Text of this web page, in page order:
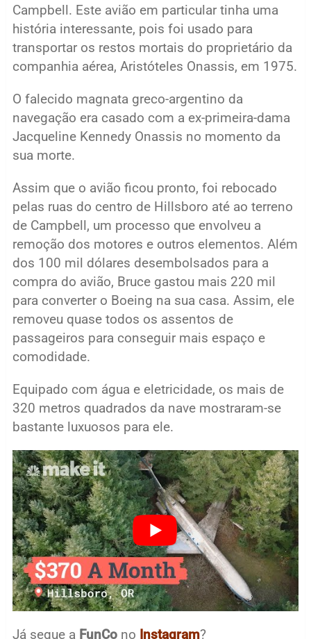
Campbell. Este avião em particular tinha uma
história interessante, pois foi usado para
transportar os restos mortais do proprietário da
companhia aérea, Aristóteles Onassis, em 1975.
O falecido magnata greco-argentino da
navegação era casado com a ex-primeira-dama
Jacqueline Kennedy Onassis no momento da
sua morte.
Assim que o avião ficou pronto, foi rebocado
pelas ruas do centro de Hillsboro até ao terreno
de Campbell, um processo que envolveu a
remoção dos motores e outros elementos. Além
dos 100 mil dólares desembolsados para a
compra do avião, Bruce gastou mais 220 mil
para converter o Boeing na sua casa. Assim, ele
removeu quase todos os assentos de
passageiros para conseguir mais espaço e
comodidade.
Equipado com água e eletricidade, os mais de
320 metros quadrados da nave mostraram-se
bastante luxuosos para ele.
Já segue a FunCono Instagram?